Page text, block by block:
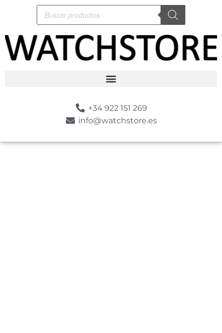
+34 922 151 269
info@watchstore.es